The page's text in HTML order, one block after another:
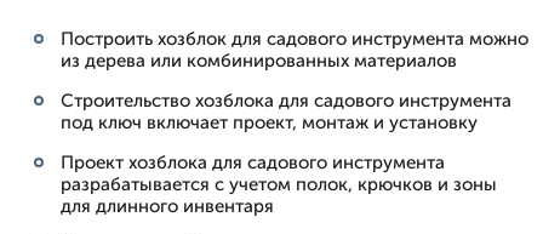
Построить хозблок для садового инструмента можно
из дерева или комбинированных материалов
Строительство хозблока для садового инструмента
под ключ включает проект, монтаж и установку
Проект хозблока для садового инструмента
разрабатывается с учетом полок, крючков и зоны
для длинного инвентаря